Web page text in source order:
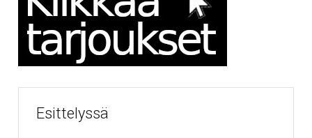
Esittelyssä